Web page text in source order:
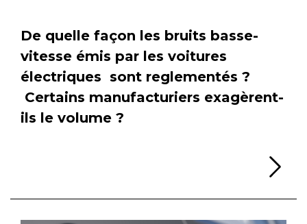
De quelle façon les bruits basse-
vitesse émis par les voitures
électriques sont reglementés ?
Certains manufacturiers exagèrent-
ils le volume ?